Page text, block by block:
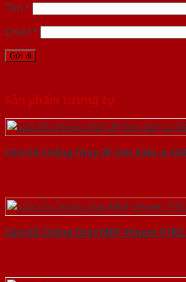
Tên *
Email *
Sản phẩm tương tự
Cửa Gỗ Chống Cháy 2P Sơn Xám-a-
Cửa Gỗ Chống Cháy MDF Veneer P1R2